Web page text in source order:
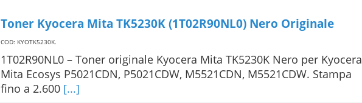
Toner Kyocera Mita TK5230K (1T02R90NL0) Nero Originale
COD: KYOTK5230K.
1T02R90NL0 – Toner originale Kyocera Mita TK5230K Nero per Kyocera
Mita Ecosys P5021CDN, P5021CDW, M5521CDN, M5521CDW. Stampa
fino a 2.600 [...]